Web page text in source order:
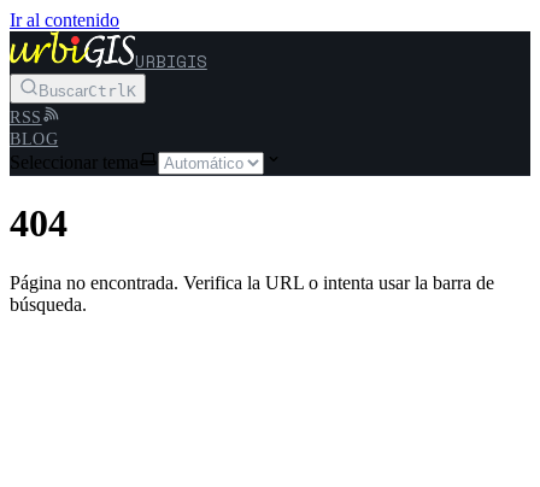
Ir al contenido
URBIGIS
BuscarCtrlK
RSS
BLOG
Seleccionar tema
404
Página no encontrada. Verifica la URL o intenta usar la barra de
búsqueda.